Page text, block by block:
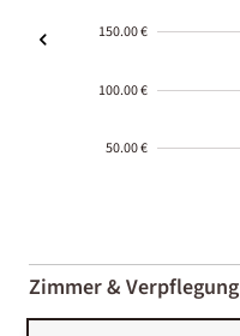
150.00 €
100.00 €
50.00 €
01-02
Zimmer & Verpflegung